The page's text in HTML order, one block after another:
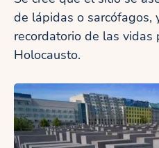
de lápidas o sarcófagos,
recordatorio de las
Holocausto.